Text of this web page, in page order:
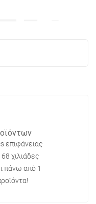
επιφάνειας
χιλιάδες
πάνω από 1